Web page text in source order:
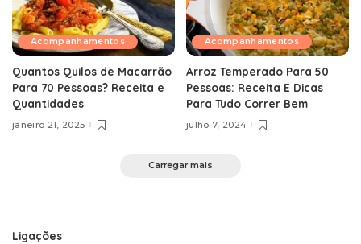
Acompanhamentos
Quantos Quilos de Macarrão
Para 70 Pessoas? Receita e
Quantidades
janeiro 21, 2025
Acompanhamentos
Arroz Temperado Para 50
Pessoas: Receita E Dicas
Para Tudo Correr Bem
julho 7, 2024
Carregar mais
Ligações